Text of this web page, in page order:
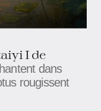
I ​​de
dans
rougissent